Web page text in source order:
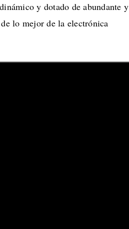
y dotado de abundante y
lo mejor de la electrónica